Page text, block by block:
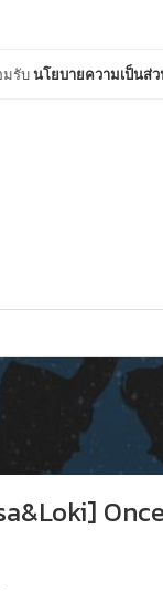
มรับนโยบายความเป็นส่